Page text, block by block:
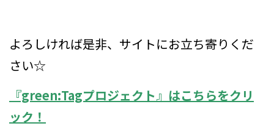
よろしければ是非、サイトにお立ち寄りくだ
さい☆
『green:Tagプロジェクト』はこちらをクリ
ック！